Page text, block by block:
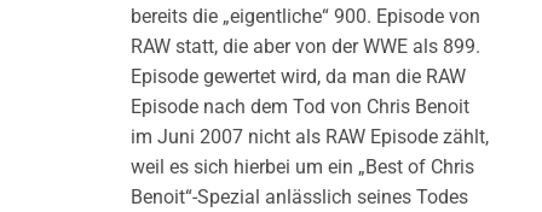
bereits die „eigentliche“ 900. Episode von
RAW statt, die aber von der WWE als 899.
Episode gewertet wird, da man die RAW
Episode nach dem Tod von Chris Benoit
im Juni 2007 nicht als RAW Episode zählt,
weil es sich hierbei um ein „Best of Chris
Benoit“-Spezial anlässlich seines Todes